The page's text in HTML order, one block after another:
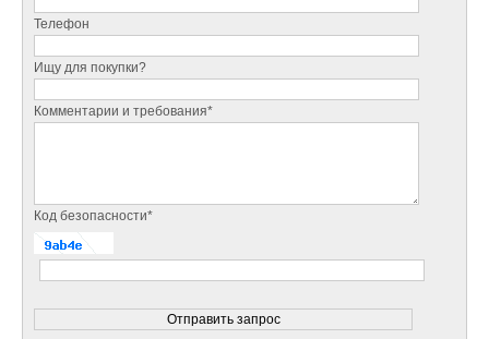
Телефон
Ищу для покупки?
Комментарии и требования*
Код безопасности*